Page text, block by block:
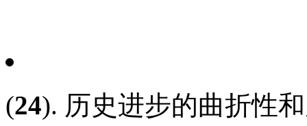
(24). 历史进步的曲折性